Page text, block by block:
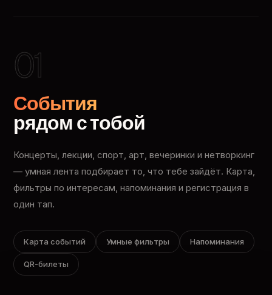
01
События
рядом с тобой
Концерты, лекции, спорт, арт, вечеринки и нетворкинг
— умная лента подбирает то, что тебе зайдёт. Карта,
фильтры по интересам, напоминания и регистрация в
один тап.
Карта событий Умные фильтры Напоминания
QR-билеты